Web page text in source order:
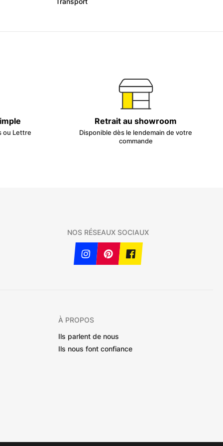
ou Lettre
Retrait au showroom
Disponible dès le lendemain de votre
commande
NOS RÉSEAUX SOCIAUX
À PROPOS
Ils parlent de nous
Ils nous font confiance